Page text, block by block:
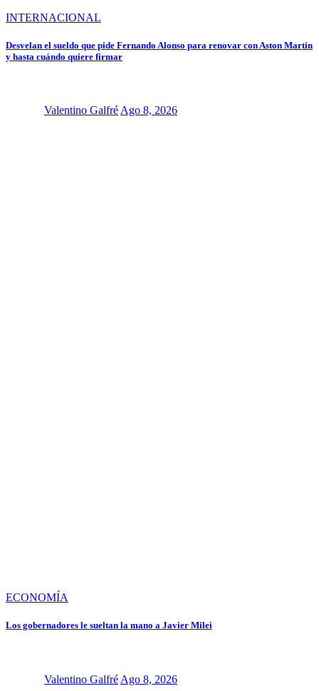
INTERNACIONAL
Desvelan el sueldo que pide Fernando Alonso para renovar con Aston Martin
y hasta cuándo quiere firmar
Valentino Galfré Ago 8, 2026
ECONOMÍA
Los gobernadores le sueltan la mano a Javier Milei
Valentino Galfré Ago 8, 2026